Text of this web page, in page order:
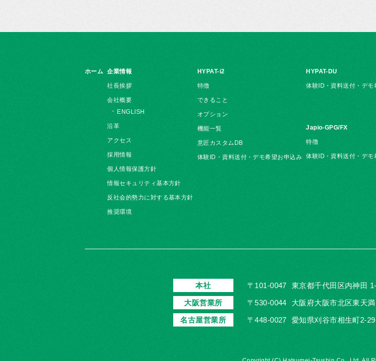
ホーム 企業情報
社長挨拶
会社概要
ENGLISH
沿革
アクセス
採用情報
個人情報保護方針
情報セキュリティ基本方針
反社会的勢力に対する基本方針
推奨環境
HYPAT-i2
特徴
できること
オプション
機能一覧
意匠カスタムDB
体験ID・資料送付・デモ希望お申込み
HYPAT-DU
体験ID・資料送付・デモ
Japio-GPG/FX
特徴
体験ID・資料送付・デモ
本社 〒101-0047 東京都千代田区内神田
大阪営業所 〒530-0044 大阪府大阪市北区東天
名古屋営業所 〒448-0027 愛知県刈谷市相生町2-